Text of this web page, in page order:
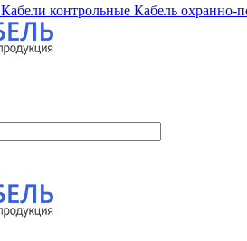
Кабели контрольные Кабель охранно-